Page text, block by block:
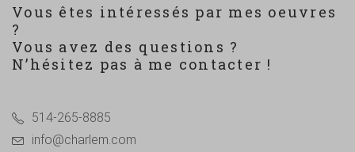
Vous êtes intéressés par mes oeuvres
?
Vous avez des questions ?
N’hésitez pas à me contacter !
514-265-8885
info@charlem.com